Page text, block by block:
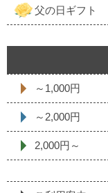
父の日ギフト
～1,000円
～2,000円
2,000円～